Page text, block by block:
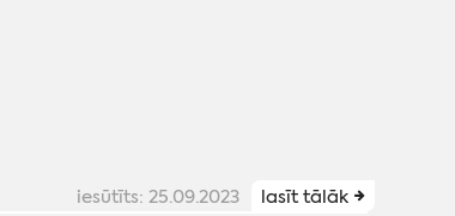
iesūtīts: 25.09.2023 lasīt tālāk